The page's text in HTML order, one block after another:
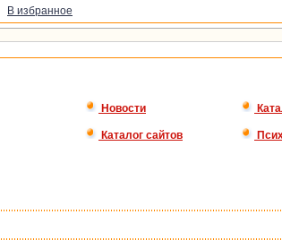
В избранное
Новости
Каталог сайтов